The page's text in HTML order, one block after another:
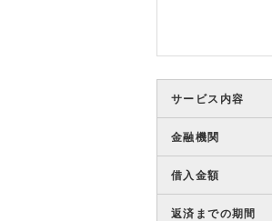
サービス内容
金融機関
借入金額
返済までの期間